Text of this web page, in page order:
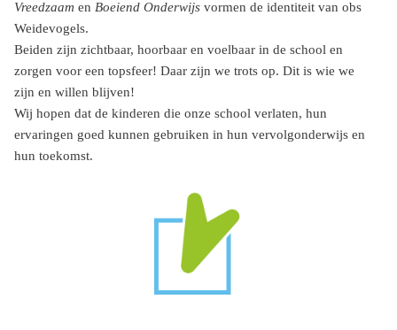
Vreedzaam en Boeiend Onderwijs vormen de identiteit van obs
Weidevogels.
Beiden zijn zichtbaar, hoorbaar en voelbaar in de school en
zorgen voor een topsfeer! Daar zijn we trots op. Dit is wie we
zijn en willen blijven!
Wij hopen dat de kinderen die onze school verlaten, hun
ervaringen goed kunnen gebruiken in hun vervolgonderwijs en
hun toekomst.